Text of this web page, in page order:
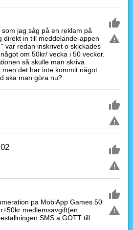
jag såg på en reklam på
direkt in till meddelande-appen
var redan inskrivet o skickades
om 50kr/ vecka i 50 veckor.
så skulle man skriva
men det har inte kommit något
ska man göra nu?
pa MobiApp Games.50
medlemsavgift(en
SMS:a GOTT till